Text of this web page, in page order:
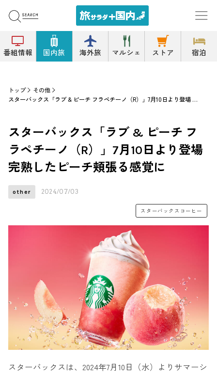
番組情報 国内旅 海外旅 マルシェ ストア 宿泊
トップ
その他
スターバックス「ラブ & ピーチ フラペチーノ（R）」7月10日より登場 完熟したピーチ頬張る感覚に
スターバックス「ラブ & ピーチ フ
ラペチーノ（R）」7月10日より登場
完熟したピーチ頬張る感覚に
other 2024/07/03
スターバックスコーヒー
スターバックスは、2024年7月10日（水）よりサマーシ